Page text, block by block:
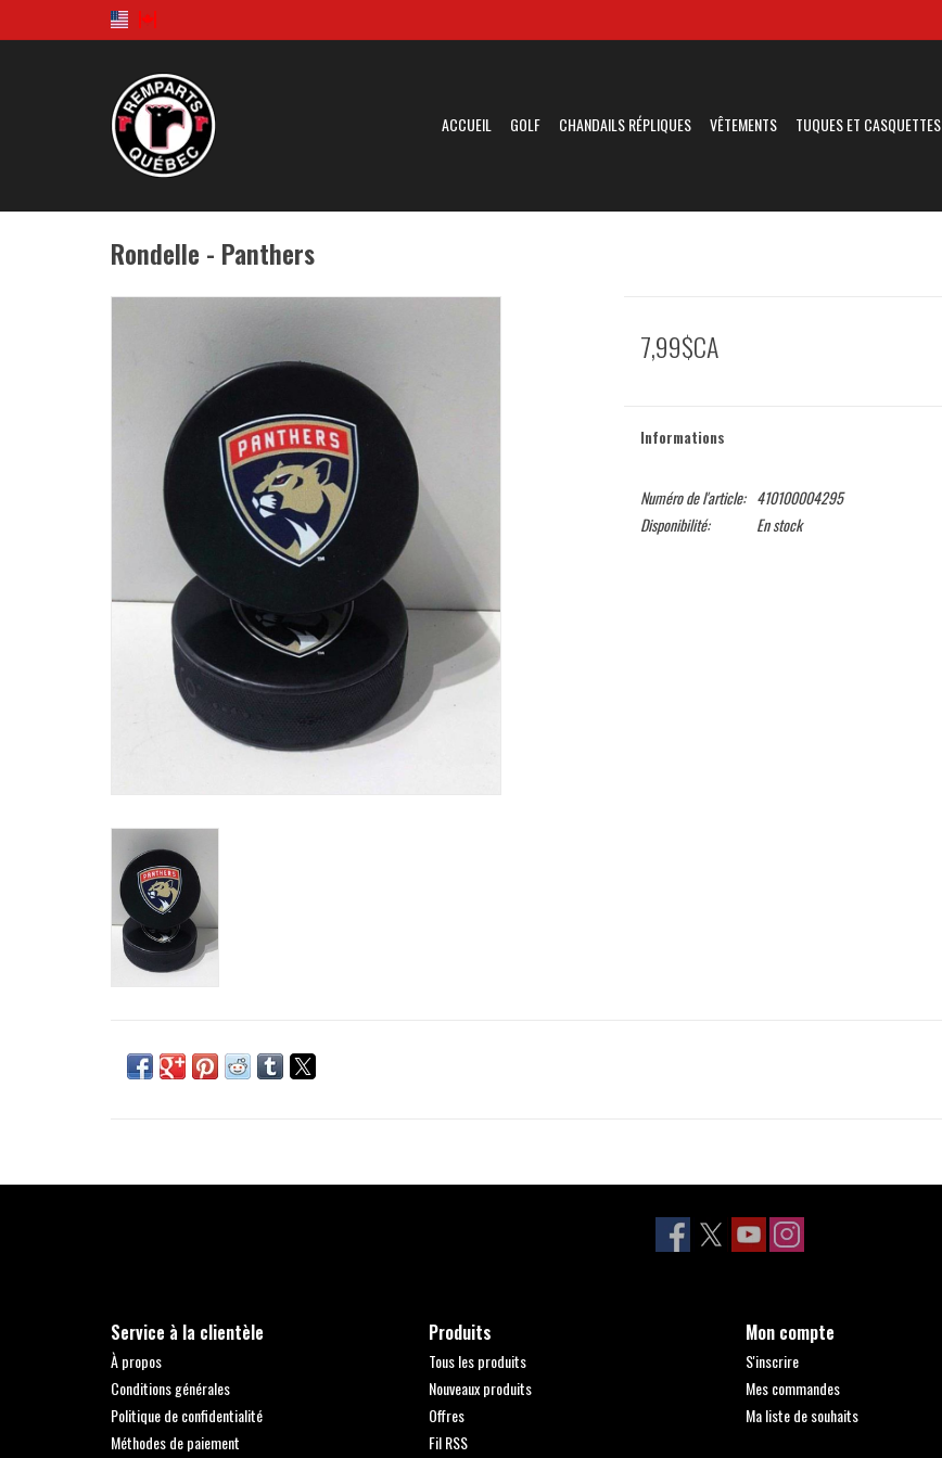
ACCUEIL GOLF CHANDAILS RÉPLIQUES VÊTEMENTS TUQUES ET CASQUETTES
Rondelle - Panthers
7,99$CA
Informations
Numéro de l'article: 410100004295
Disponibilité:
En stock
Service à la clientèle
À propos
Conditions générales
Politique de confidentialité
Méthodes de paiement
Produits
Tous les produits
Nouveaux produits
Offres
Fil RSS
Mon compte
S'inscrire
Mes commandes
Ma liste de souhaits